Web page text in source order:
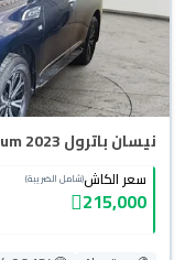
نيسان باترول Titanium 2023
سعر الكاش(شامل الضريبة)
215,000